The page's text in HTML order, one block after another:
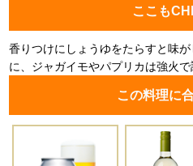
ここも
香りつけにしょうゆをたらすと味
に、ジャガイモやパプリカは強火で
この料理に